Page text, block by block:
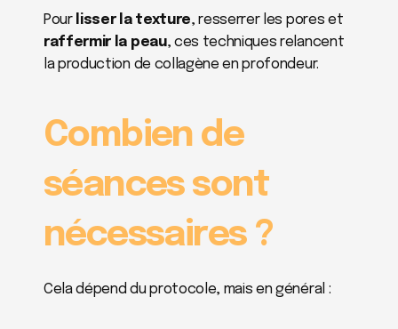
Pour lisser la texture
raffermir la peau, ces techniques relancent
la production de collagène en profondeur.
Combien de
séances sont
nécessaires ?
Cela dépend du protocole, mais en général :